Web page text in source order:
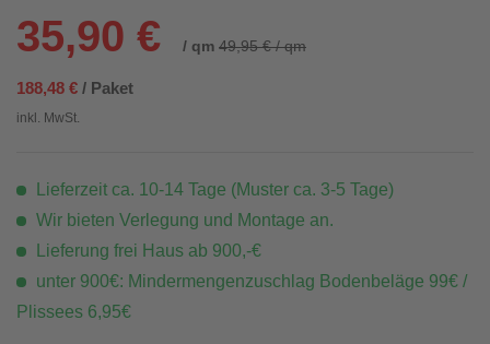
35,90 € / qm 49,95 € / qm
188,48 € / Paket
inkl. MwSt.
Lieferzeit ca. 10-14 Tage (Muster ca. 3-5 Tage)
Wir bieten Verlegung und Montage an.
Lieferung frei Haus ab 900,-€
unter 900€: Mindermengenzuschlag Bodenbeläge 99€ /
Plissees 6,95€